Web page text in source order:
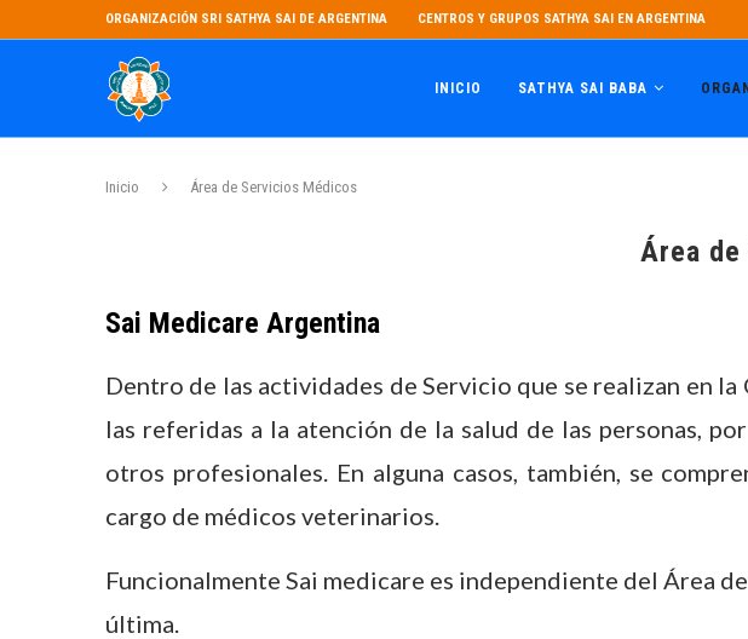
ORGANIZACIÓN SRI SATHYA SAI DE ARGENTINA CENTROS Y GRUPOS SATHYA SAI EN ARGENTINA
INICIO SATHYA SAI BABA
Inicio Área de Servicios Médicos
Área
Sai Medicare Argentina
Dentro de las actividades de Servicio que se realizan en
las referidas a la atención de la salud de las personas,
otros profesionales. En alguna casos, también, se
cargo de médicos veterinarios.
Funcionalmente Sai medicare es independiente del Área
última.